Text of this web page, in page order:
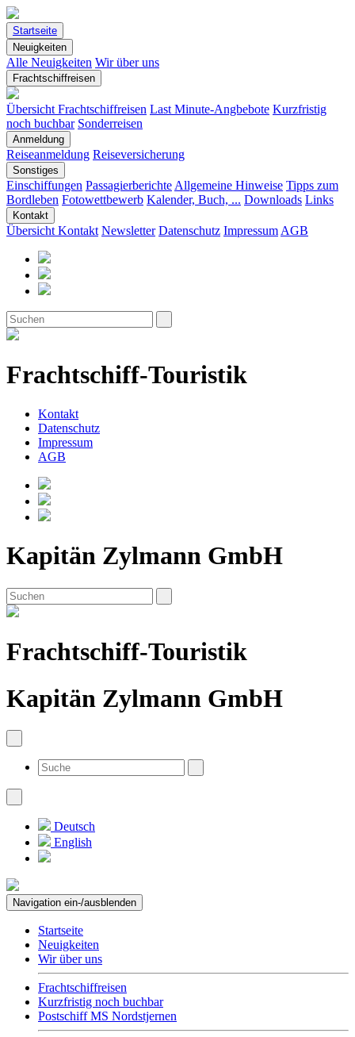
Startseite
Neuigkeiten
Alle Neuigkeiten Wir über uns
Frachtschiffreisen
Übersicht Frachtschiffreisen Last Minute-Angbebote Kurzfristig
noch buchbar Sonderreisen
Anmeldung
Reiseanmeldung Reiseversicherung
Sonstiges
Einschiffungen Passagierberichte Allgemeine Hinweise Tipps zum
Bordleben Fotowettbewerb Kalender, Buch, ... Downloads Links
Kontakt
Übersicht Kontakt Newsletter Datenschutz Impressum AGB
Frachtschiff-Touristik
Kontakt
Datenschutz
Impressum
AGB
Kapitän Zylmann GmbH
Frachtschiff-Touristik
Kapitän Zylmann GmbH
Deutsch
English
Navigation ein-/ausblenden
Startseite
Neuigkeiten
Wir über uns
Frachtschiffreisen
Kurzfristig noch buchbar
Postschiff MS Nordstjernen